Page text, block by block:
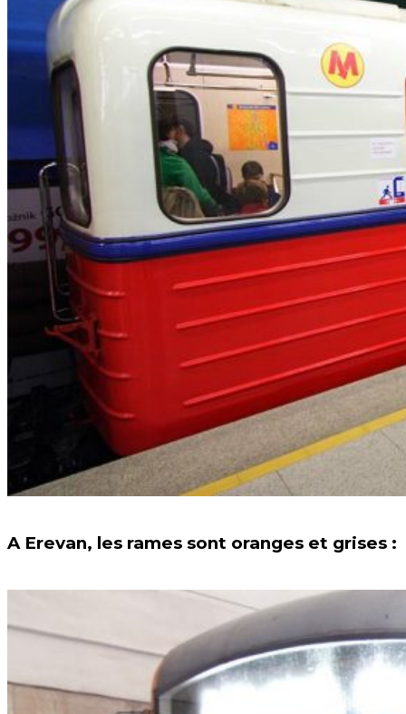
A Erevan, les rames sont oranges et grises :